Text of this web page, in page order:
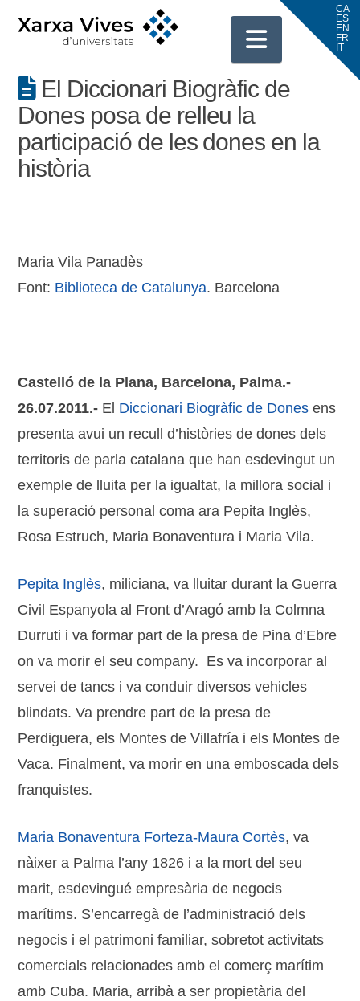
El Diccionari Biogràfic de
Dones posa de relleu la
participació de les dones en la
història
Maria Vila Panadès
Font: Biblioteca de Catalunya. Barcelona
Castelló de la Plana, Barcelona, Palma.-
26.07.2011.- El Diccionari Biogràfic de Dones ens
presenta avui un recull d’històries de dones dels
territoris de parla catalana que han esdevingut un
exemple de lluita per la igualtat, la millora social i
la superació personal coma ara Pepita Inglès,
Rosa Estruch, Maria Bonaventura i Maria Vila.
Pepita Inglès, miliciana, va lluitar durant la Guerra
Civil Espanyola al Front d’Aragó amb la Colmna
Durruti i va formar part de la presa de Pina d’Ebre
on va morir el seu company. Es va incorporar al
servei de tancs i va conduir diversos vehicles
blindats. Va prendre part de la presa de
Perdiguera, els Montes de Villafría i els Montes de
Vaca. Finalment, va morir en una emboscada dels
franquistes.
Maria Bonaventura Forteza-Maura Cortès, va
nàixer a Palma l’any 1826 i a la mort del seu
marit, esdevingué empresària de negocis
marítims. S’encarregà de l’administració dels
negocis i el patrimoni familiar, sobretot activitats
comercials relacionades amb el comerç marítim
amb Cuba. Maria, arribà a ser propietària del